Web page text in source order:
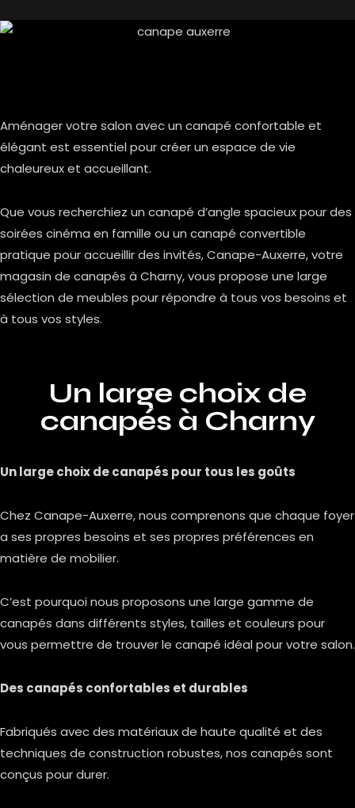
Aménager votre salon avec un canapé confortable et
élégant est essentiel pour créer un espace de vie
chaleureux et accueillant.
Que vous recherchiez un canapé d’angle spacieux pour des
soirées cinéma en famille ou un canapé convertible
pratique pour accueillir des invités, Canape-Auxerre, votre
magasin de canapés à Charny, vous propose une large
sélection de meubles pour répondre à tous vos besoins et
à tous vos styles.
Un large choix de
canapés à Charny
Un large choix de canapés pour tous les goûts
Chez Canape-Auxerre, nous comprenons que chaque foyer
a ses propres besoins et ses propres préférences en
matière de mobilier.
C’est pourquoi nous proposons une large gamme de
canapés dans différents styles, tailles et couleurs pour
vous permettre de trouver le canapé idéal pour votre salon.
Des canapés confortables et durables
Fabriqués avec des matériaux de haute qualité et des
techniques de construction robustes, nos canapés sont
conçus pour durer.